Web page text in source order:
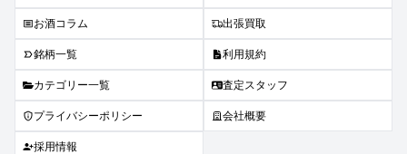
お酒コラム 出張買取
銘柄一覧 利用規約
カテゴリー一覧 査定スタッフ
プライバシーポリシー 会社概要
採用情報